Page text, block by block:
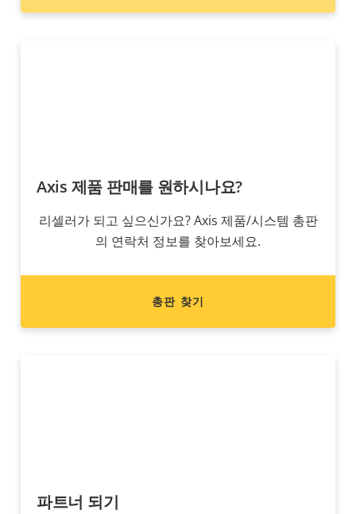
Axis 제품 판매를 원하시나요?
리셀러가 되고 싶으신가요? Axis 제품/시스템 총판
의 연락처 정보를 찾아보세요.
총판 찾기
파트너 되기